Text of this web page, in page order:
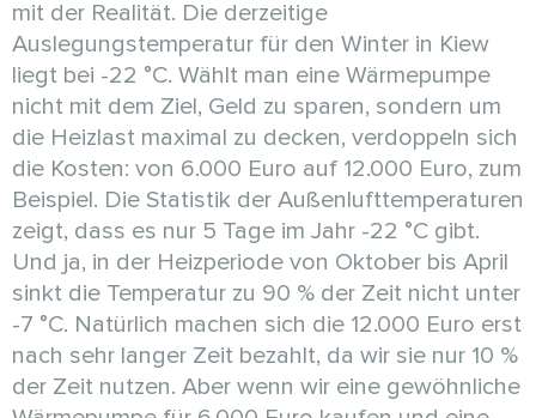
mit der Realität. Die derzeitige
Auslegungstemperatur für den Winter in Kiew
liegt bei -22 °C. Wählt man eine Wärmepumpe
nicht mit dem Ziel, Geld zu sparen, sondern um
die Heizlast maximal zu decken, verdoppeln sich
die Kosten: von 6.000 Euro auf 12.000 Euro, zum
Beispiel. Die Statistik der Außenlufttemperaturen
zeigt, dass es nur 5 Tage im Jahr -22 °C gibt.
Und ja, in der Heizperiode von Oktober bis April
sinkt die Temperatur zu 90 % der Zeit nicht unter
-7 °C. Natürlich machen sich die 12.000 Euro erst
nach sehr langer Zeit bezahlt, da wir sie nur 10 %
der Zeit nutzen. Aber wenn wir eine gewöhnliche